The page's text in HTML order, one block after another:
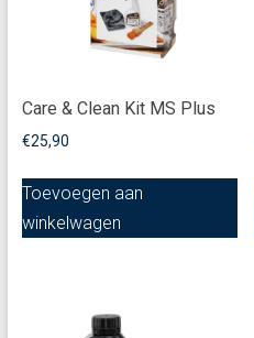
Care & Clean Kit MS Plus
€25,90
Toevoegen aan
winkelwagen